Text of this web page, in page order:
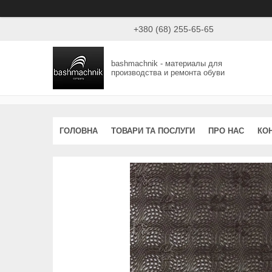
+380 (68) 255-65-65
bashmachnik - материалы для
производства и ремонта обуви
ГОЛОВНА ТОВАРИ ТА ПОСЛУГИ ПРО НАС